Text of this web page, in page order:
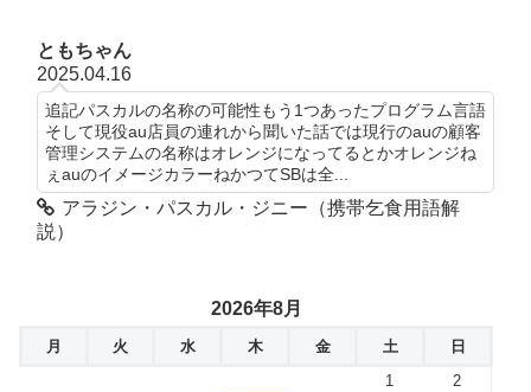
ともちゃん
2025.04.16
追記パスカルの名称の可能性もう1つあったプログラム言語
そして現役au店員の連れから聞いた話では現行のauの顧客
管理システムの名称はオレンジになってるとかオレンジね
ぇauのイメージカラーねかつてSBは全...
アラジン・パスカル・ジニー（携帯乞食用語解
説）
2026年8月
月 火 水 木 金 土
日
1
2